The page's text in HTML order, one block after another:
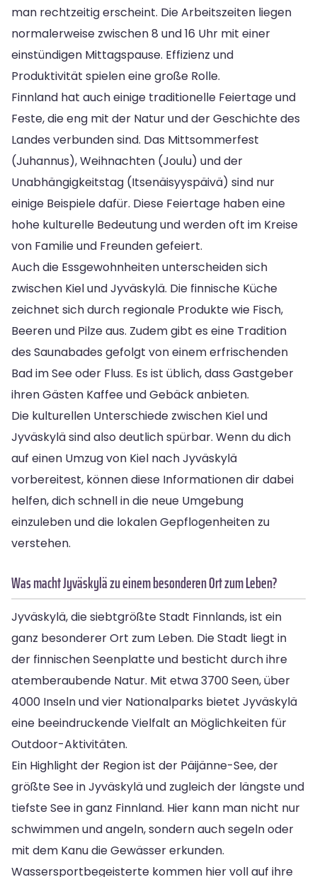
man rechtzeitig erscheint. Die Arbeitszeiten liegen
normalerweise zwischen 8 und 16 Uhr mit einer
einstündigen Mittagspause. Effizienz und
Produktivität spielen eine große Rolle.
Finnland hat auch einige traditionelle Feiertage und
Feste, die eng mit der Natur und der Geschichte des
Landes verbunden sind. Das Mittsommerfest
(Juhannus), Weihnachten (Joulu) und der
Unabhängigkeitstag (Itsenäisyyspäivä) sind nur
einige Beispiele dafür. Diese Feiertage haben eine
hohe kulturelle Bedeutung und werden oft im Kreise
von Familie und Freunden gefeiert.
Auch die Essgewohnheiten unterscheiden sich
zwischen Kiel und Jyväskylä. Die finnische Küche
zeichnet sich durch regionale Produkte wie Fisch,
Beeren und Pilze aus. Zudem gibt es eine Tradition
des Saunabades gefolgt von einem erfrischenden
Bad im See oder Fluss. Es ist üblich, dass Gastgeber
ihren Gästen Kaffee und Gebäck anbieten.
Die kulturellen Unterschiede zwischen Kiel und
Jyväskylä sind also deutlich spürbar. Wenn du dich
auf einen Umzug von Kiel nach Jyväskylä
vorbereitest, können diese Informationen dir dabei
helfen, dich schnell in die neue Umgebung
einzuleben und die lokalen Gepflogenheiten zu
verstehen.
Was macht Jyväskylä zu einem besonderen Ort zum Leben?
Jyväskylä, die siebtgrößte Stadt Finnlands, ist ein
ganz besonderer Ort zum Leben. Die Stadt liegt in
der finnischen Seenplatte und besticht durch ihre
atemberaubende Natur. Mit etwa 3700 Seen, über
4000 Inseln und vier Nationalparks bietet Jyväskylä
eine beeindruckende Vielfalt an Möglichkeiten für
Outdoor-Aktivitäten.
Ein Highlight der Region ist der Päijänne-See, der
größte See in Jyväskylä und zugleich der längste und
tiefste See in ganz Finnland. Hier kann man nicht nur
schwimmen und angeln, sondern auch segeln oder
mit dem Kanu die Gewässer erkunden.
Wassersportbegeisterte kommen hier voll auf ihre